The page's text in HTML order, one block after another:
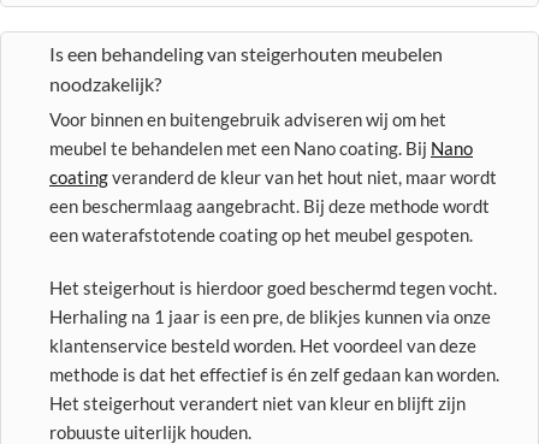
Is een behandeling van steigerhouten meubelen
noodzakelijk?
Voor binnen en buitengebruik adviseren wij om het
meubel te behandelen met een Nano coating. Bij Nano
coatingveranderd de kleur van het hout niet, maar wordt
een beschermlaag aangebracht. Bij deze methode wordt
een waterafstotende coating op het meubel gespoten.
Het steigerhout is hierdoor goed beschermd tegen vocht.
Herhaling na 1 jaar is een pre, de blikjes kunnen via onze
klantenservice besteld worden. Het voordeel van deze
methode is dat het effectief is én zelf gedaan kan worden.
Het steigerhout verandert niet van kleur en blijft zijn
robuuste uiterlijk houden.